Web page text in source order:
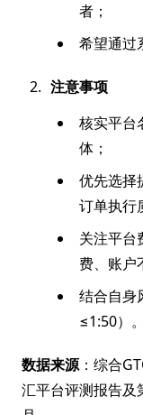
者；
希望通过
注意事项
核实平台
体；
优先选择
订单执行
关注平台
费、账户
结合自身
≤1:50）。
数据来源：综合
汇平台评测报告及